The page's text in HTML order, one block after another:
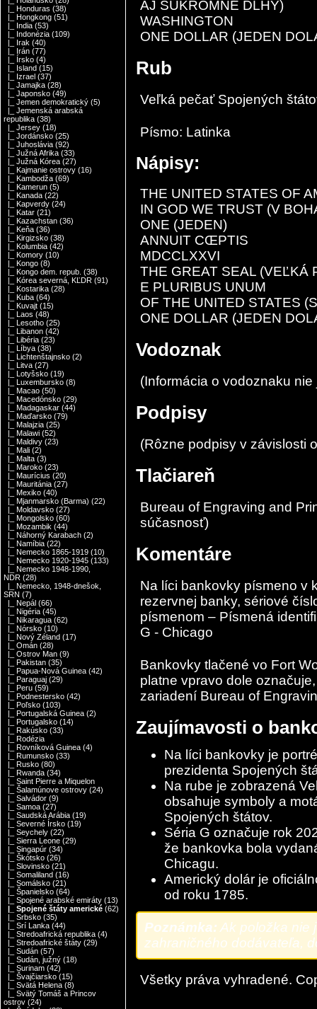
|_ Honduras (38)
|_ Hongkong (51)
|_ India (53)
|_ Indonézia (109)
|_ Irak (40)
|_ Irán (77)
|_ Írsko (4)
|_ Island (15)
|_ Izrael (37)
|_ Jamajka (28)
|_ Japonsko (49)
|_ Jemen demokratický (5)
|_ Jemenská arabská
republika (38)
|_ Jersey (18)
|_ Jordánsko (25)
|_ Juhoslávia (92)
|_ Južná Afrika (33)
|_ Južná Kórea (27)
|_ Kajmanie ostrovy (16)
|_ Kambodža (69)
|_ Kamerun (5)
|_ Kanada (22)
|_ Kapverdy (24)
|_ Katar (21)
|_ Kazachstan (36)
|_ Keňa (36)
|_ Kirgizsko (38)
|_ Kolumbia (42)
|_ Komory (10)
|_ Kongo (8)
|_ Kongo dem. repub. (38)
|_ Kórea severná, KĽDR (91)
|_ Kostarika (28)
|_ Kuba (64)
|_ Kuvajt (15)
|_ Laos (48)
|_ Lesotho (25)
|_ Libanon (42)
|_ Libéria (23)
|_ Líbya (38)
|_ Lichtenštajnsko (2)
|_ Litva (27)
|_ Lotyšsko (19)
|_ Luxembursko (8)
|_ Macao (50)
|_ Macedónsko (29)
|_ Madagaskar (44)
|_ Maďarsko (79)
|_ Malajzia (25)
|_ Malawi (52)
|_ Maldivy (23)
|_ Mali (2)
|_ Malta (3)
|_ Maroko (23)
|_ Maurícius (20)
|_ Mauritánia (27)
|_ Mexiko (40)
|_ Mjanmarsko (Barma) (22)
|_ Moldavsko (27)
|_ Mongolsko (60)
|_ Mozambik (44)
|_ Náhorný Karabach (2)
|_ Namíbia (22)
|_ Nemecko 1865-1919 (10)
|_ Nemecko 1920-1945 (133)
|_ Nemecko 1948-1990,
NDR (28)
|_ Nemecko, 1948-dnešok,
SRN (7)
|_ Nepál (66)
|_ Nigéria (45)
|_ Nikaragua (62)
|_ Nórsko (10)
|_ Nový Zéland (17)
|_ Omán (28)
|_ Ostrov Man (9)
|_ Pakistan (35)
|_ Papua-Nová Guinea (42)
|_ Paraguaj (29)
|_ Peru (59)
|_ Podnestersko (42)
|_ Poľsko (103)
|_ Portugalská Guinea (2)
|_ Portugalsko (14)
|_ Rakúsko (33)
|_ Rodézia
|_ Rovníková Guinea (4)
|_ Rumunsko (33)
|_ Rusko (80)
|_ Rwanda (34)
|_ Saint Pierre a Miquelon
|_ Šalamúnove ostrovy (24)
|_ Salvádor (9)
|_ Samoa (27)
|_ Saudská Arábia (19)
|_ Severné Írsko (19)
|_ Seychely (22)
|_ Sierra Leone (29)
|_ Singapúr (34)
|_ Škótsko (26)
|_ Slovinsko (21)
|_ Somaliland (16)
|_ Somálsko (21)
|_ Španielsko (64)
|_ Spojené arabské emiráty (13)
|_ Spojené štáty americké (62)
|_ Srbsko (35)
|_ Srí Lanka (44)
|_ Stredoafrická republika (4)
|_ Stredoafrické štáty (29)
|_ Sudán (57)
|_ Sudán, južný (18)
|_ Surinam (42)
|_ Švajčiarsko (15)
|_ Svätá Helena (8)
|_ Svätý Tomáš a Princov
ostrov (24)
AJ SÚKROMNÉ DĹHY)
WASHINGTON
ONE DOLLAR (JEDEN
Rub
Veľká pečať Spojených
Písmo: Latinka
Nápisy:
THE UNITED STATES OF
IN GOD WE TRUST (V
ONE (JEDEN)
ANNUIT CŒPTIS
MDCCLXXVI
THE GREAT SEAL (VEĽKÁ
E PLURIBUS UNUM
OF THE UNITED STATES
ONE DOLLAR (JEDEN
Vodoznak
(Informácia o vodoznaku
Podpisy
(Rôzne podpisy v závislosti
Tlačiareň
Bureau of Engraving and
súčasnosť)
Komentáre
Na líci bankovky písmeno v
rezervnej banky, sériové
písmenom – Písmená
G - Chicago
Bankovky tlačené vo Fort
platne vpravo dole
zariadení Bureau of
Zaujímavosti o
Na líci bankovky je
prezidenta Spojených
Na rube je zobrazená
obsahuje symboly a
Spojených štátov.
Séria G označuje rok
že bankovka bola
Chicagu.
Americký dolár je
od roku 1785.
Poznámka: Ak položka nie
zahraničného dodávateľa,
Všetky práva vyhradené.